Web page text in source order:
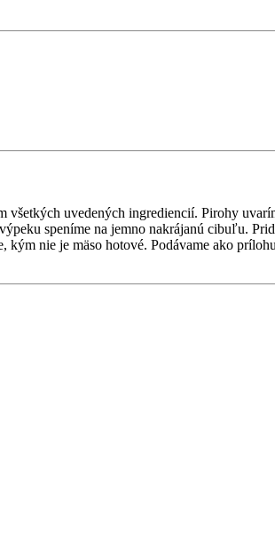
všetkých uvedených ingrediencií. Pirohy
speníme na jemno nakrájanú cibuľu.
nie je mäso hotové. Podávame ako